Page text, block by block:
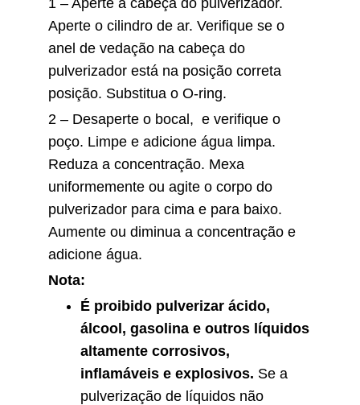
Aperte o cilindro de ar. Verifique se o
anel de vedação na cabeça do
pulverizador está na posição correta
posição. Substitua o O-ring.
2 – Desaperte o bocal, e verifique o
poço. Limpe e adicione água limpa.
Reduza a concentração. Mexa
uniformemente ou agite o corpo do
pulverizador para cima e para baixo.
Aumente ou diminua a concentração e
adicione água.
Nota:
É proibido pulverizar ácido,
álcool, gasolina e outros líquidos
altamente corrosivos,
inflamáveis e explosivos. Se a
pulverização de líquidos não